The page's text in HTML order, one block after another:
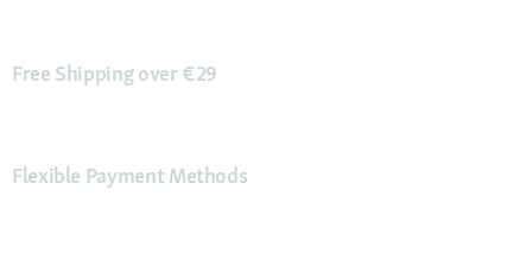
Free Shipping over €29
Flexible Payment Methods